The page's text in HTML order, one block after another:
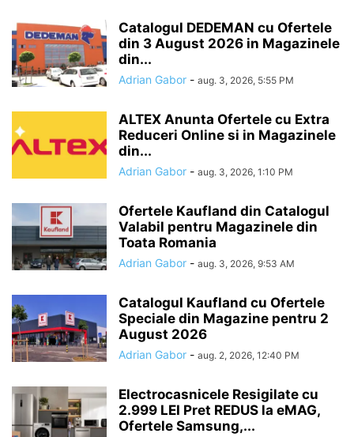
Catalogul DEDEMAN cu Ofertele
din 3 August 2026 in Magazinele
din...
Adrian Gabor - aug. 3, 2026, 5:55 PM
ALTEX Anunta Ofertele cu Extra
Reduceri Online si in Magazinele
din...
Adrian Gabor - aug. 3, 2026, 1:10 PM
Ofertele Kaufland din Catalogul
Valabil pentru Magazinele din
Toata Romania
Adrian Gabor - aug. 3, 2026, 9:53 AM
Catalogul Kaufland cu Ofertele
Speciale din Magazine pentru 2
August 2026
Adrian Gabor - aug. 2, 2026, 12:40 PM
Electrocasnicele Resigilate cu
2.999 LEI Pret REDUS la eMAG,
Ofertele Samsung,...